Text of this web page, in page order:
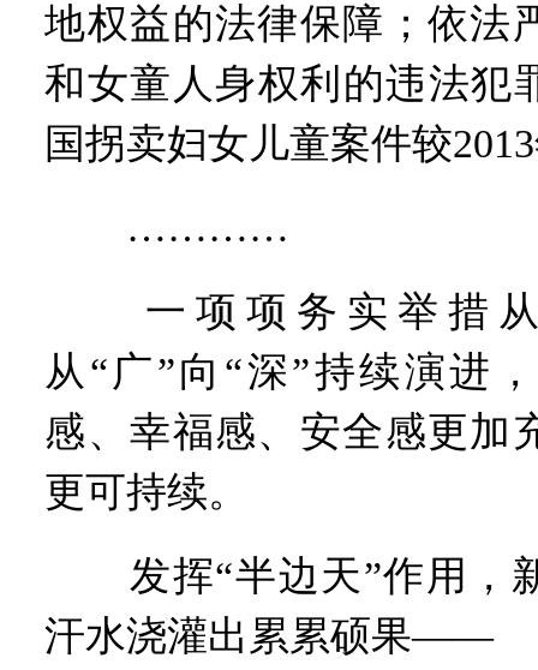
地权益的法律保障；依法
和女童人身权利的违法犯
国拐卖妇女儿童案件较
…………
一项项务实举措从
从“广”向“深”持续演进
感、幸福感、安全感更加
更可持续。
发挥“半边天”作用，
汗水浇灌出累累硕果——